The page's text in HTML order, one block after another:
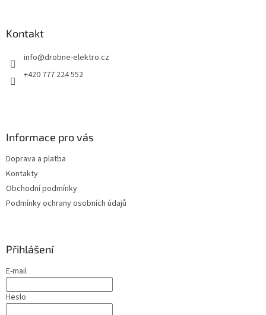
Kontakt
info@drobne-elektro.cz
+420 777 224 552
Informace pro vás
Doprava a platba
Kontakty
Obchodní podmínky
Podmínky ochrany osobních údajů
Přihlášení
E-mail
Heslo